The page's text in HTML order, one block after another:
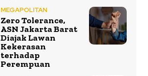
MEGAPOLITAN
Zero Tolerance,
ASN Jakarta Barat
Diajak Lawan
Kekerasan
terhadap
Perempuan